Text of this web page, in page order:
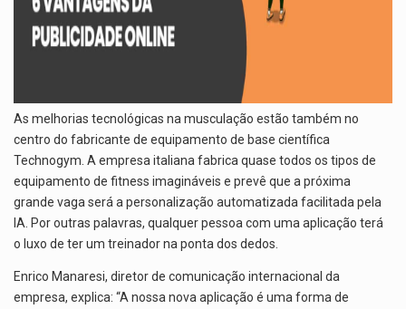
As melhorias tecnológicas na musculação estão também no
centro do fabricante de equipamento de base científica
Technogym. A empresa italiana fabrica quase todos os tipos de
equipamento de fitness imagináveis e prevê que a próxima
grande vaga será a personalização automatizada facilitada pela
IA. Por outras palavras, qualquer pessoa com uma aplicação terá
o luxo de ter um treinador na ponta dos dedos.
Enrico Manaresi, diretor de comunicação internacional da
empresa, explica: “A nossa nova aplicação é uma forma de